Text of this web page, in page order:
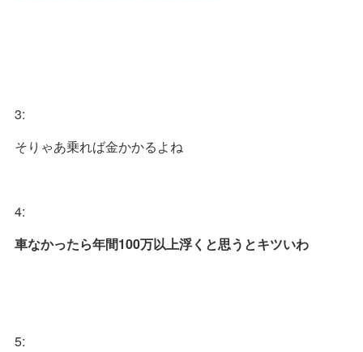
3:
そりゃあ乗れば金かかるよね
4:
車なかったら年間100万以上浮くと思うとキツいわ
5: